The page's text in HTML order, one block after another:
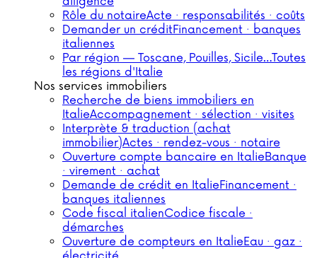
Rôle du notaireActe · responsabilités · coûts
Demander un créditFinancement · banques
italiennes
Par région — Toscane, Pouilles, Sicile…Toutes
les régions d'Italie
Nos services immobiliers
Recherche de biens immobiliers en
ItalieAccompagnement · sélection · visites
Interprète & traduction (achat
immobilier)Actes · rendez-vous · notaire
Ouverture compte bancaire en ItalieBanque
· virement · achat
Demande de crédit en ItalieFinancement ·
banques italiennes
Code fiscal italienCodice fiscale ·
démarches
Ouverture de compteurs en ItalieEau · gaz ·